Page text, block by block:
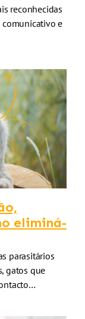
reconhecidas
comunicativo e
eliminá-
parasitários
gatos que